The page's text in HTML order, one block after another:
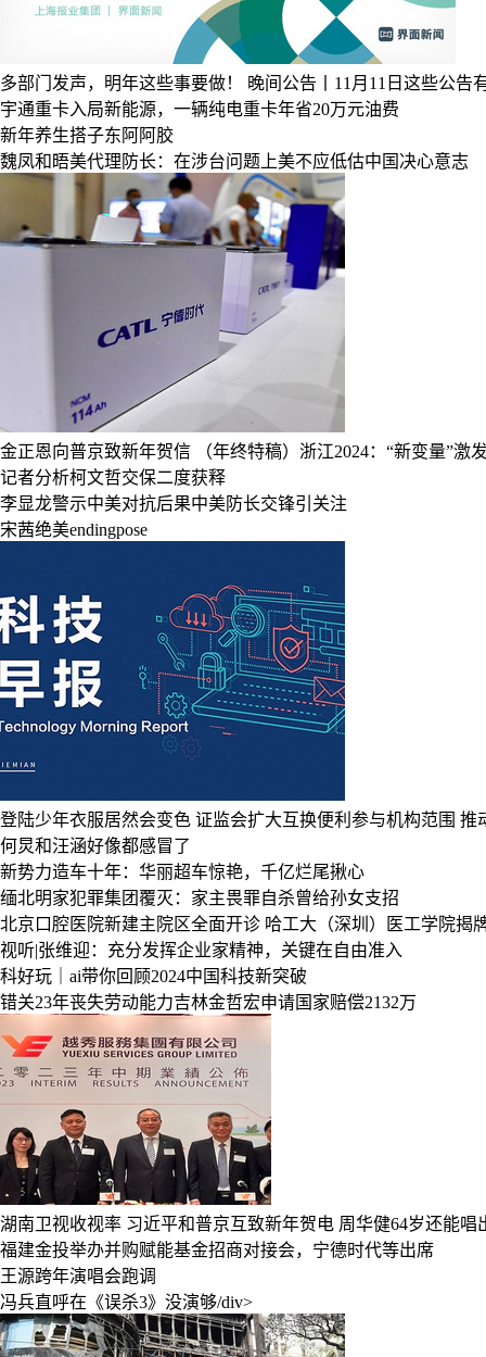
多部门发声，明年这些事要做！
晚间公告丨11月11日这些公告
宇通重卡入局新能源，一辆纯电重卡年省20万元油费
新年养生搭子东阿阿胶
魏凤和晤美代理防长：在涉台问题上美不应低估中国决心意志
金正恩向普京致新年贺信
（年终特稿）浙江2024：“新变量”激
记者分析柯文哲交保二度获释
李显龙警示中美对抗后果中美防长交锋引关注
宋茜绝美endingpose
登陆少年衣服居然会变色 证监会扩大互换便利参与机构范围 推
何炅和汪涵好像都感冒了
新势力造车十年：华丽超车惊艳，千亿烂尾揪心
缅北明家犯罪集团覆灭：家主畏罪自杀曾给孙女支招
北京口腔医院新建主院区全面开诊 哈工大（深圳）医工学院揭
视听|张维迎：充分发挥企业家精神，关键在自由准入
科好玩｜ai带你回顾2024中国科技新突破
错关23年丧失劳动能力吉林金哲宏申请国家赔偿2132万
湖南卫视收视率 习近平和普京互致新年贺电 周华健64岁还能唱
福建金投举办并购赋能基金招商对接会，宁德时代等出席
王源跨年演唱会跑调
冯兵直呼在《误杀3》没演够/div>